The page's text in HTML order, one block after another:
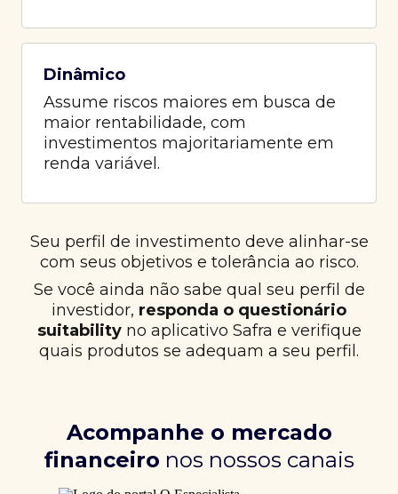
Dinâmico
Assume riscos maiores em busca de
maior rentabilidade, com
investimentos majoritariamente em
renda variável.
Seu perfil de investimento deve alinhar-se
com seus objetivos e tolerância ao risco.
Se você ainda não sabe qual seu perfil de
investidor, responda o questionário
suitabilityno aplicativo Safra e verifique
quais produtos se adequam a seu perfil.
Acompanhe o mercado
financeiro nos nossos canais